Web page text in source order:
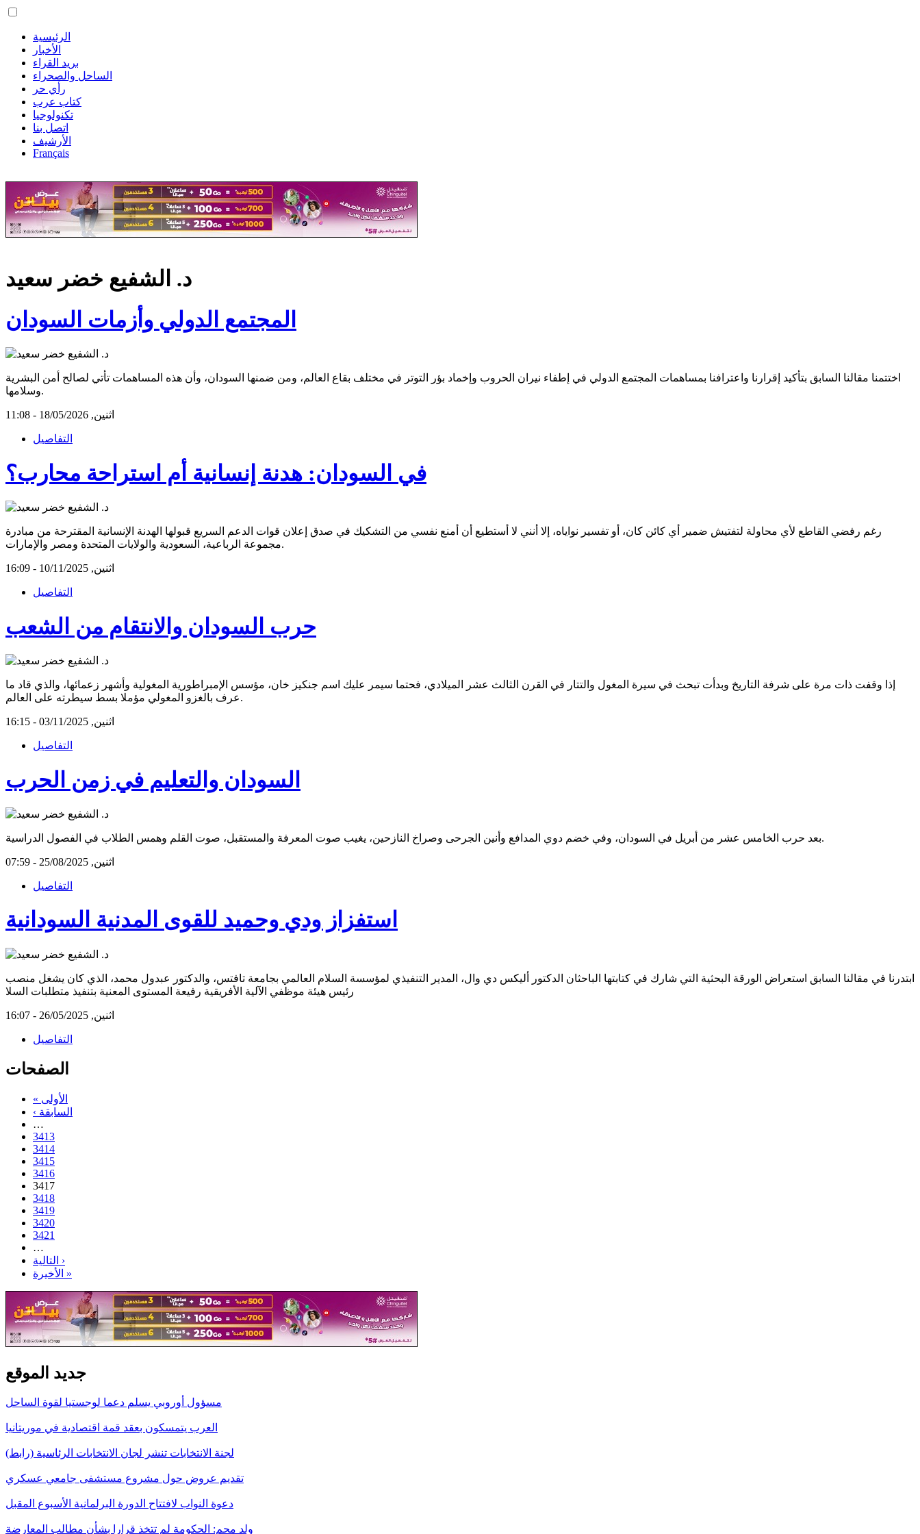
الرئيسية
الأخبار
بريد القراء
الساحل والصحراء
رأي حر
كتاب عرب
تكنولوجيا
اتصل بنا
الأرشيف
Français
د. الشفيع خضر سعيد
المجتمع الدولي وأزمات السودان
اختتمنا مقالنا السابق بتأكيد إقرارنا واعترافنا بمساهمات المجتمع الدولي في إطفاء نيران الحروب وإخماد بؤر التوتر في مختلف بقاع العالم، ومن ضمنها السودان، وأن هذه المساهمات تأتي لصالح أمن البشرية
وسلامها.
اثنين, 18/05/2026 - 11:08
التفاصيل
في السودان: هدنة إنسانية أم استراحة محارب؟
رغم رفضي القاطع لأي محاولة لتفتيش ضمير أي كائن كان، أو تفسير نواياه، إلا أنني لا أستطيع أن أمنع نفسي من التشكيك في صدق إعلان قوات الدعم السريع قبولها الهدنة الإنسانية المقترحة من مبادرة
مجموعة الرباعية، السعودية والولايات المتحدة ومصر والإمارات.
اثنين, 10/11/2025 - 16:09
التفاصيل
حرب السودان والانتقام من الشعب
إذا وقفت ذات مرة على شرفة التاريخ وبدأت تبحث في سيرة المغول والتتار في القرن الثالث عشر الميلادي، فحتما سيمر عليك اسم جنكيز خان، مؤسس الإمبراطورية المغولية وأشهر زعمائها، والذي قاد ما
عرف بالغزو المغولي مؤملا بسط سيطرته على العالم.
اثنين, 03/11/2025 - 16:15
التفاصيل
السودان والتعليم في زمن الحرب
بعد حرب الخامس عشر من أبريل في السودان، وفي خضم دوي المدافع وأنين الجرحى وصراخ النازحين، يغيب صوت المعرفة والمستقبل، صوت القلم وهمس الطلاب في الفصول الدراسية.
اثنين, 25/08/2025 - 07:59
التفاصيل
استفزاز ودي وحميد للقوى المدنية السودانية
ابتدرنا في مقالنا السابق استعراض الورقة البحثية التي شارك في كتابتها الباحثان الدكتور أليكس دي وال، المدير التنفيذي لمؤسسة السلام العالمي بجامعة تافتس، والدكتور عبدول محمد، الذي كان يشغل منصب
رئيس هيئة موظفي الآلية الأفريقية رفيعة المستوى المعنية بتنفيذ متطلبات السلا
اثنين, 26/05/2025 - 16:07
التفاصيل
الصفحات
« الأولى
‹ السابقة
…
3413
3414
3415
3416
3417
3418
3419
3420
3421
…
التالية ›
الأخيرة »
جديد الموقع
مسؤول أوروبي يسلم دعما لوجستيا لقوة الساحل
العرب يتمسكون بعقد قمة اقتصادية في موريتانيا
لجنة الانتخابات تنشر لجان الانتخابات الرئاسية (رابط)
تقديم عروض حول مشروع مستشفى جامعي عسكري
دعوة النواب لافتتاح الدورة البرلمانية الأسبوع المقبل
ولد محم: الحكومة لم تتخذ قرارا بشأن مطالب المعارضة